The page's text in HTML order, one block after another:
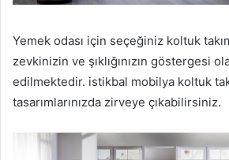
Yemek odası için seçeğiniz koltuk
zevkinizin ve şıklığınızın göstergesi
edilmektedir. istikbal mobilya koltuk
tasarımlarınızda zirveye çıkabilirsiniz.